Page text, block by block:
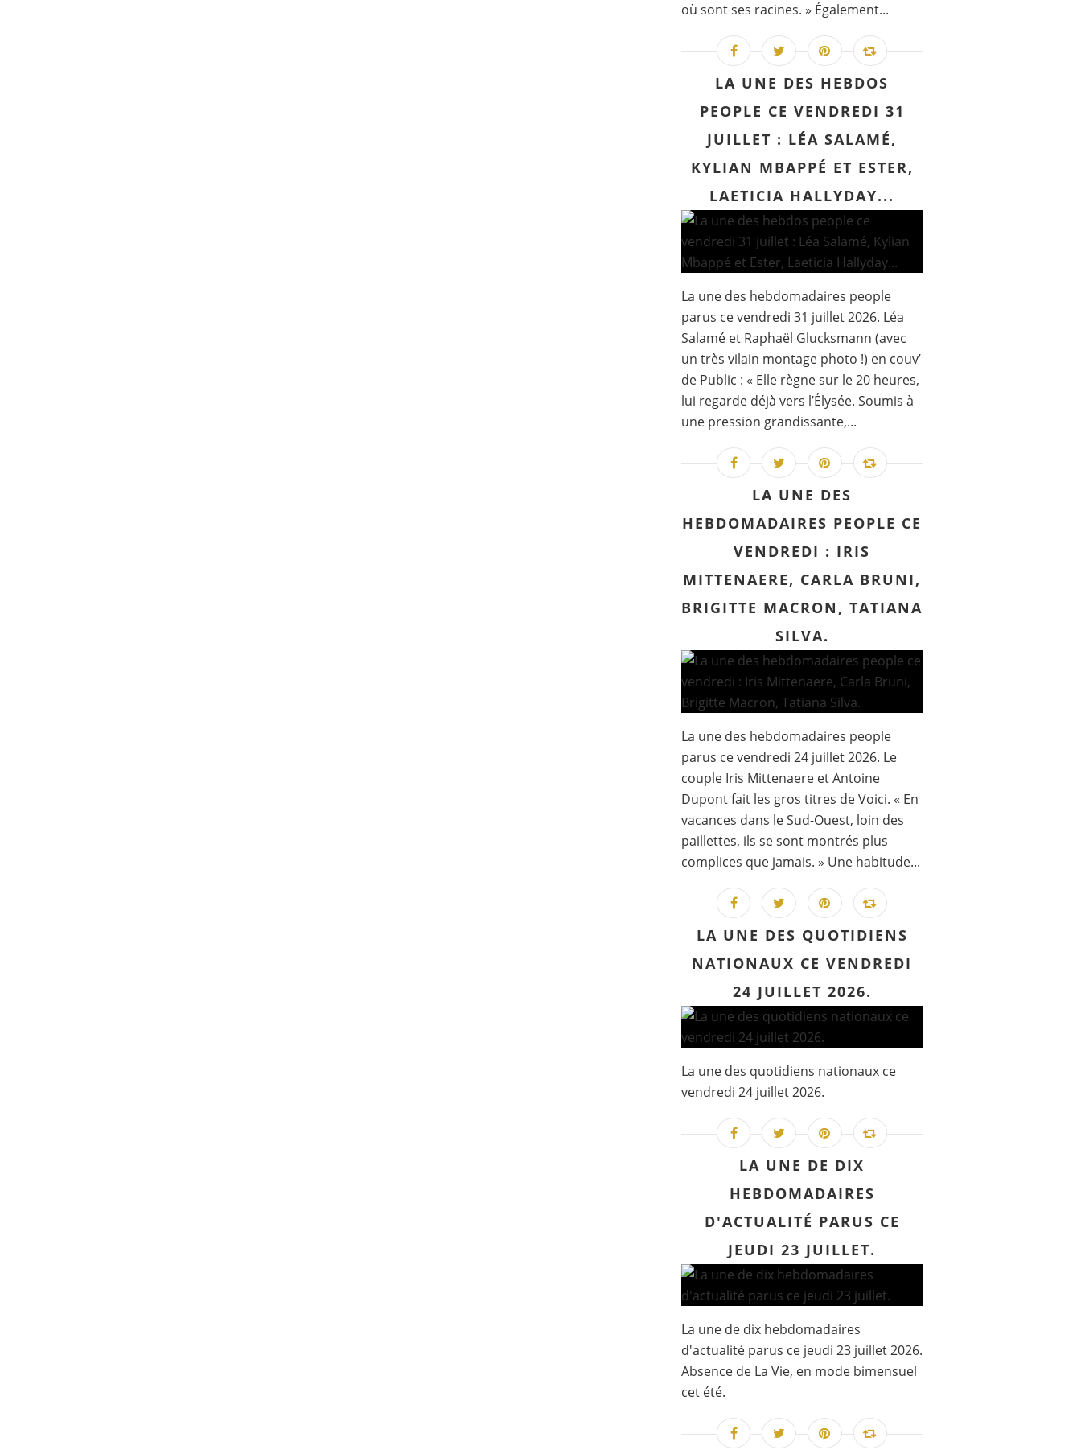
où sont ses racines. » Également...
LA UNE DES HEBDOS
PEOPLE CE VENDREDI 31
JUILLET : LÉA SALAMÉ,
KYLIAN MBAPPÉ ET ESTER,
LAETICIA HALLYDAY...
La une des hebdomadaires people
parus ce vendredi 31 juillet 2026. Léa
Salamé et Raphaël Glucksmann (avec
un très vilain montage photo !) en couv’
de Public : « Elle règne sur le 20 heures,
lui regarde déjà vers l’Élysée. Soumis à
une pression grandissante,...
LA UNE DES
HEBDOMADAIRES PEOPLE CE
VENDREDI : IRIS
MITTENAERE, CARLA BRUNI,
BRIGITTE MACRON, TATIANA
SILVA.
La une des hebdomadaires people
parus ce vendredi 24 juillet 2026. Le
couple Iris Mittenaere et Antoine
Dupont fait les gros titres de Voici. « En
vacances dans le Sud-Ouest, loin des
paillettes, ils se sont montrés plus
complices que jamais. » Une habitude...
LA UNE DES QUOTIDIENS
NATIONAUX CE VENDREDI
24 JUILLET 2026.
La une des quotidiens nationaux ce
vendredi 24 juillet 2026.
LA UNE DE DIX
HEBDOMADAIRES
D'ACTUALITÉ PARUS CE
JEUDI 23 JUILLET.
La une de dix hebdomadaires
d'actualité parus ce jeudi 23 juillet 2026.
Absence de La Vie, en mode bimensuel
cet été.